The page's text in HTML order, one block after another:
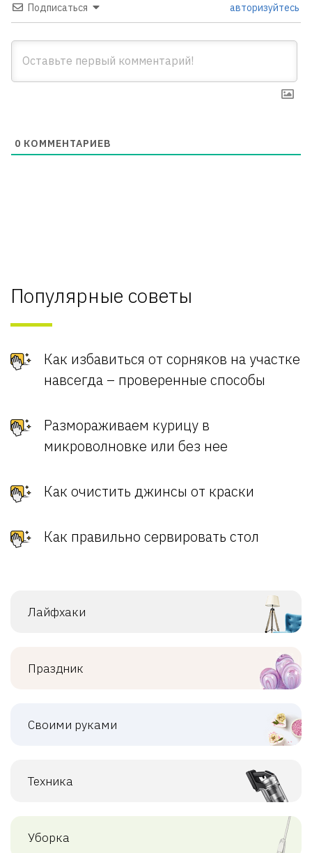
Подписаться авторизуйтесь
0 КОММЕНТАРИЕВ
Популярные советы
Как избавиться от сорняков на участке
навсегда – проверенные способы
Размораживаем курицу в
микроволновке или без нее
Как очистить джинсы от краски
Как правильно сервировать стол
Лайфхаки
Праздник
Своими руками
Техника
Уборка